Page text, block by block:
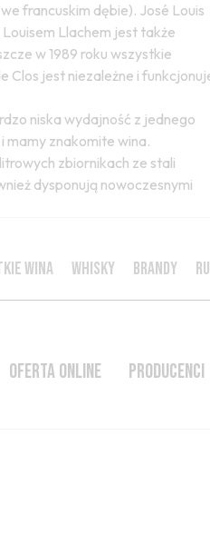
francuskim dębie). José Louis
Llachem jest także
w 1989 roku wszystkie
Clos jest niezależne i
niska wydajność z jednego
mamy znakomite wina.
zbiornikach ze stali
dysponują nowoczesnymi
WINA WHISKY BRANDY
OFERTA ONLINE PRODUCENCI